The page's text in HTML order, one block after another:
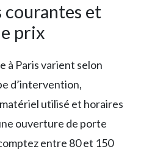
et
prix
à Paris varient selon
d’intervention,
utilisé et horaires
ouverture de porte
entre 80 et 150